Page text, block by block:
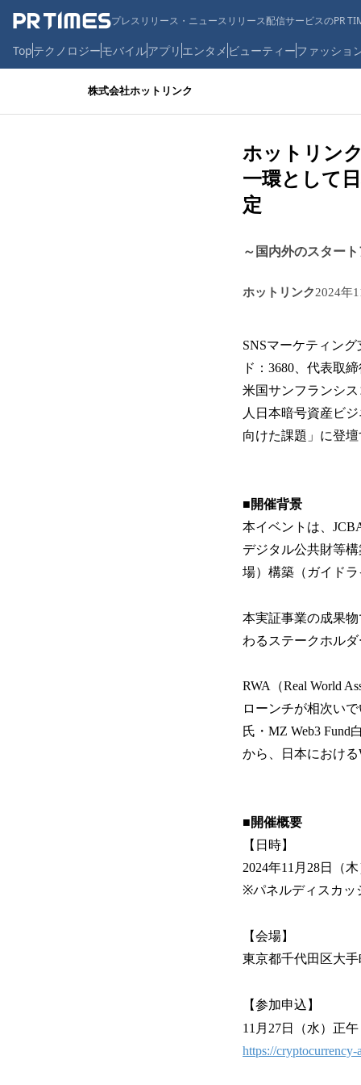
プレスリリース・ニュースリリース配信サービスのPR
Topテクノロジーモバイルアプリ エンタメ ビューティーファッショ
株式会社ホットリンク
ホットリン
一環として
定
～国内外のスター
ホットリンク2024年
SNSマーケティン
ド：3680、代表取
米国サンフランシ
人日本暗号資産ビ
向けた課題」に登
■開催背景
本イベントは、
デジタル公共財等
場）構築（ガイド
本実証事業の成果
わるステークホル
RWA（Real World
ローンチが相次い
氏・MZ Web3
から、日本における
■開催概要
【日時】
2024年11月28日（
※パネルディスカッ
【会場】
東京都千代田区大
【参加申込】
11月27日（水）正
https://